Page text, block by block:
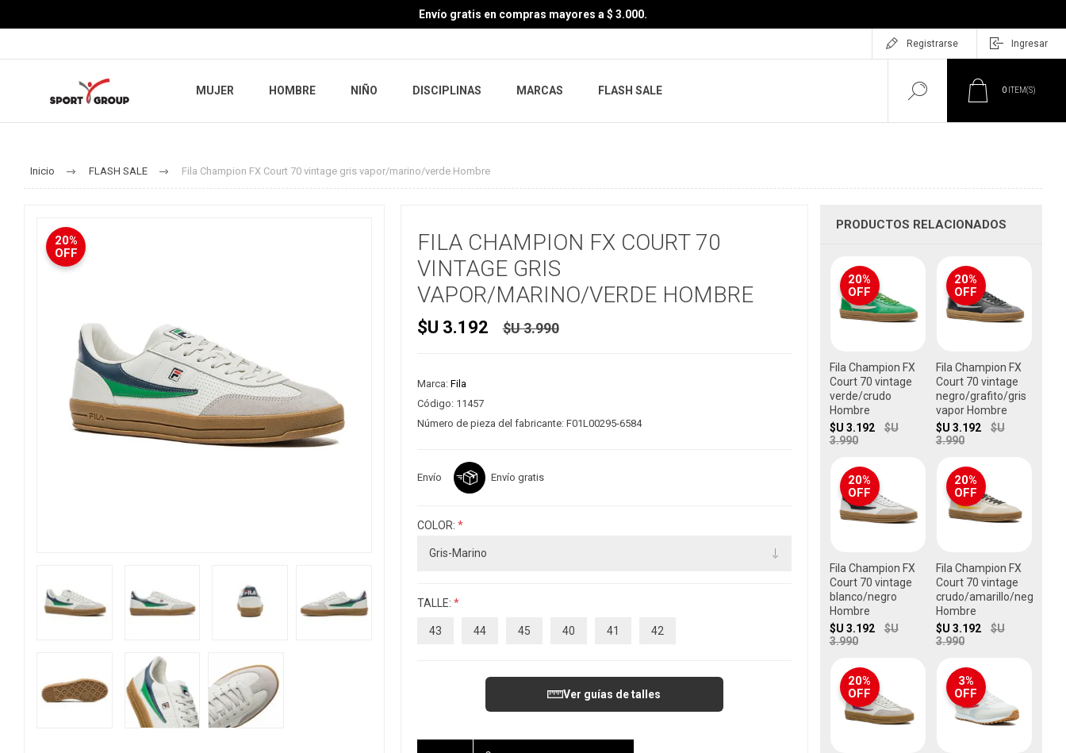
Envío gratis en compras mayores a $ 3.000.
Registrarse Ingresar
MUJER HOMBRE NIÑO DISCIPLINAS MARCAS FLASH SALE 0 ITEM(S)
Inicio FLASH SALE Fila Champion FX Court 70 vintage gris vapor/marino/verde Hombre
20%
OFF
FILA CHAMPION FX COURT 70
VINTAGE GRIS
VAPOR/MARINO/VERDE HOMBRE
$U 3.192 $U 3.990
Marca: Fila
Código: 11457
Número de pieza del fabricante: F01L00295-6584
Envío Envío gratis
COLOR: *
TALLE: *
43 44 45 40 41 42
Ver guías de talles
PRODUCTOS RELACIONADOS
20%
OFF
Fila Champion FX
Court 70 vintage
verde/crudo
Hombre
$U 3.192
$U
3.990
20%
OFF
Fila Champion FX
Court 70 vintage
negro/grafito/gris
vapor Hombre
$U 3.192
$U
3.990
20%
OFF
Fila Champion FX
Court 70 vintage
blanco/negro
Hombre
$U 3.192
$U
3.990
20%
OFF
Fila Champion FX
Court 70 vintage
crudo/amarillo/negro
Hombre
$U 3.192
$U
3.990
20%
OFF
3%
OFF